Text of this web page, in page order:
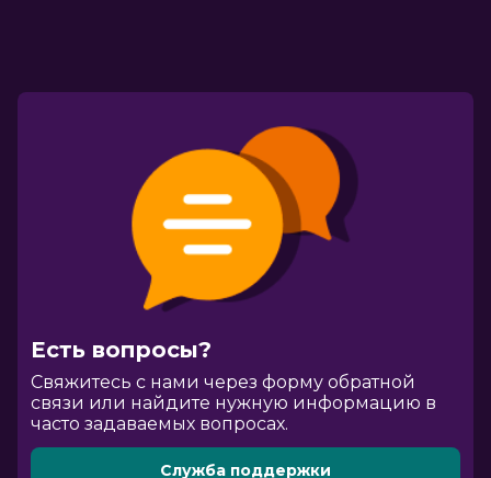
Есть вопросы?
Cвяжитесь с нами через форму обратной
связи или найдите нужную информацию в
часто задаваемых вопросах.
Служба поддержки